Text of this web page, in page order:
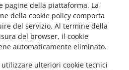
pagine della piattaforma. La
della cookie policy comporta
del servizio. Al termine della
del browser, il cookie
automaticamente eliminato.
ulteriori cookie tecnici